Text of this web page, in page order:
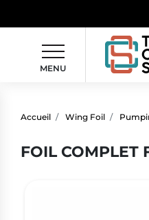
MENU
Accueil Wing Foil
FOIL COMPLET